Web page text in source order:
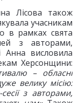
Лісова також
учасникам
в рамках свята
з авторами,
Анна висловила
Херсонщини:
– обласні
велику місію:
з авторами,